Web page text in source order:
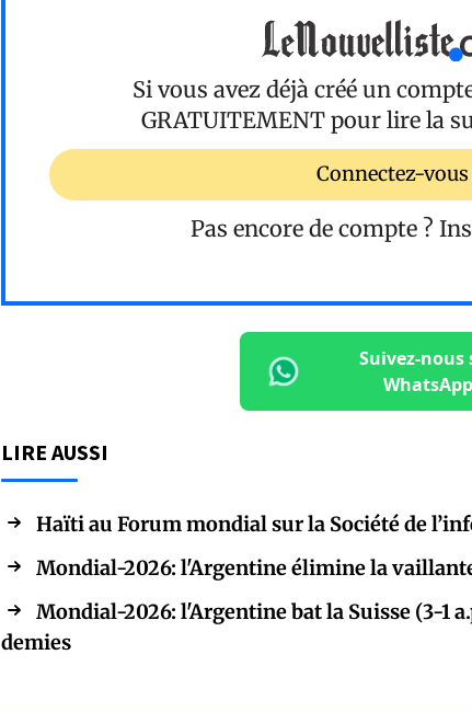
Si vous avez déjà créé un
GRATUITEMENT pour lire la
Connectez-vous
Pas encore de compte ?
Suivez-nous
WhatsApp
LIRE AUSSI
Haïti au Forum mondial sur la Société de
Mondial-2026: l'Argentine élimine la
Mondial-2026: l'Argentine bat la Suisse (3-1
demies